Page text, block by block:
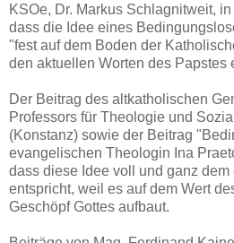
KSOe, Dr. Markus Schlagnitweit,
dass die Idee eines
"fest auf dem Boden der
den aktuellen Worten des Papstes
Der Beitrag des altkatholischen
Professors für Theologie und
(Konstanz) sowie der Beitrag
evangelischen Theologin Ina
dass diese Idee voll und ganz
entspricht, weil es auf dem Wert
Geschöpf Gottes aufbaut.